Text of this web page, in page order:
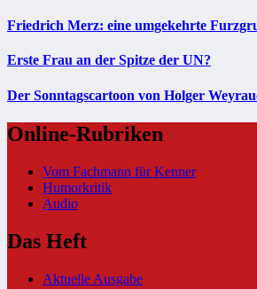
Friedrich Merz: eine umgekehrte
Erste Frau an der Spitze der UN?
Der Sonntagscartoon von Holger
Online-Rubriken
Vom Fachmann für Kenner
Humorkritik
Audio
Das Heft
Aktuelle Ausgabe